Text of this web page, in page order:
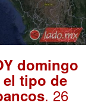
domingo
tipo de
. 26